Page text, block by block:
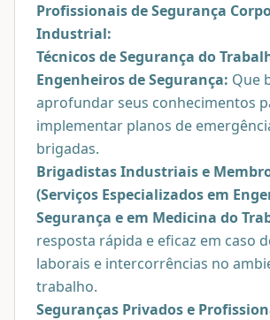
Profissionais de Segurança
Industrial:
Técnicos de Segurança do
Engenheiros de Segurança: Que
aprofundar seus conhecimentos
implementar planos de
brigadas.
Brigadistas Industriais e
(Serviços Especializados em
Segurança e em Medicina do
resposta rápida e eficaz em caso
laborais e intercorrências no
trabalho.
Seguranças Privados e